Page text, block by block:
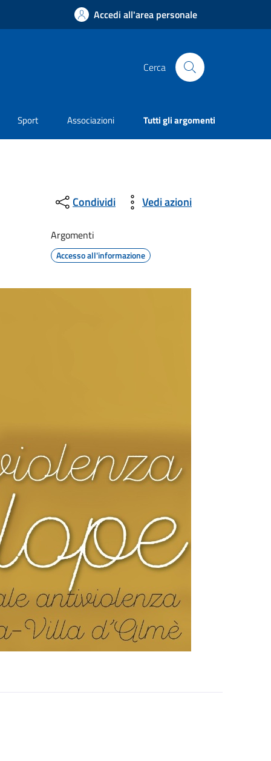
Accedi all'area personale
Cerca
Sport Associazioni Tutti gli argomenti
Condividi Vedi azioni
Argomenti
Accesso all'informazione